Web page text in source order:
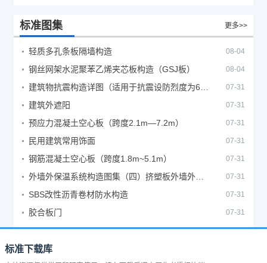
标准图集 更多>>
轻质多孔条板隔墙构造 08-04
钢丝网架水泥聚苯乙烯夹芯板构造（GSJ板） 08-04
07-31
建筑外遮阳 07-31
预应力混凝土空心板（跨度2.1m—7.2m） 07-31
民用建筑常用饰面 07-31
钢筋混凝土空心板（跨度1.8m~5.1m） 07-31
07-31
SBS改性沥青卷材防水构造 07-31
胶合板门 07-31
标准下载库